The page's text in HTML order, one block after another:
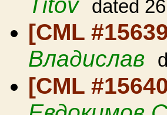
dated
[CML
Владислав
[CML